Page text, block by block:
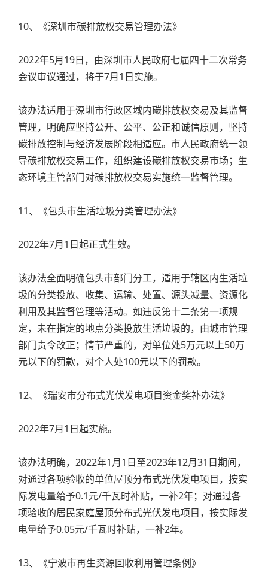
10、《深圳市碳排放权交易管理办法》
2022年5月19日，由深圳市人民政府七届四十二次常务
会议审议通过，将于7月1日实施。
该办法适用于深圳市行政区域内碳排放权交易及其监督
管理，明确应坚持公开、公平、公正和诚信原则，坚持
碳排放控制与经济发展阶段相适应。市人民政府统一领
导碳排放权交易工作，组织建设碳排放权交易市场；生
态环境主管部门对碳排放权交易实施统一监督管理。
11、《包头市生活垃圾分类管理办法》
2022年7月1日起正式生效。
该办法全面明确包头市部门分工，适用于辖区内生活垃
圾的分类投放、收集、运输、处置、源头减量、资源化
利用及其监督管理等活动。如违反第十二条第一项规
定，未在指定的地点分类投放生活垃圾的，由城市管理
部门责令改正；情节严重的，对单位处5万元以上50万
元以下的罚款，对个人处100元以下的罚款。
12、《瑞安市分布式光伏发电项目资金奖补办法》
2022年7月1日起实施。
该办法明确，2022年1月1日至2023年12月31日期间，
对通过各项验收的单位屋顶分布式光伏发电项目，按实
际发电量给予0.1元/千瓦时补贴，一补2年；对通过各
项验收的居民家庭屋顶分布式光伏发电项目，按实际发
电量给予0.05元/千瓦时补贴，一补2年。
13、《宁波市再生资源回收利用管理条例》